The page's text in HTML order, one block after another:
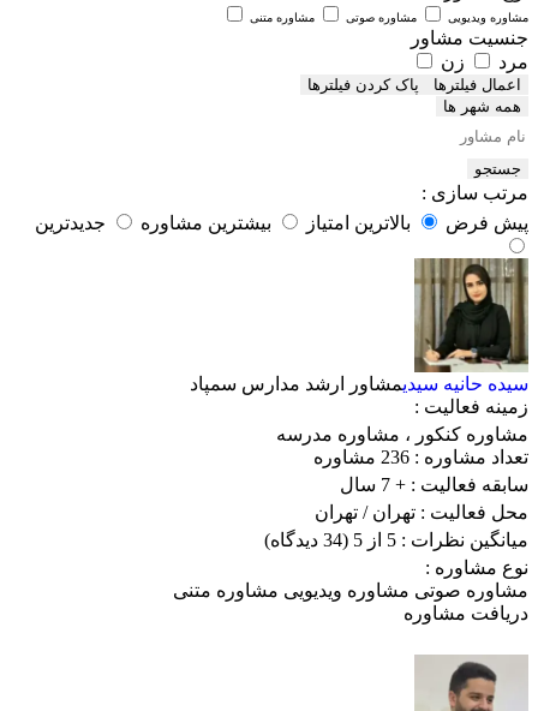
مشاوره ویدیویی مشاوره صوتی مشاوره متنی
جنسیت مشاور
مرد
زن
اعمال فیلترها
همه شهر ها
جستجو
مرتب سازی :
پیش فرض
بالاترین امتیاز بیشترین مشاوره جدیدترین
سیده حانیه سیدیمشاور ارشد مدارس سمپاد
زمینه فعالیت :
مشاوره کنکور ، مشاوره مدرسه
تعداد مشاوره : 236 مشاوره
سابقه فعالیت : + 7 سال
محل فعالیت : تهران/ تهران
میانگین نظرات : 5 از 5
(34 دیدگاه)
نوع مشاوره :
مشاوره صوتی مشاوره ویدیویی مشاوره متنی
دریافت مشاوره